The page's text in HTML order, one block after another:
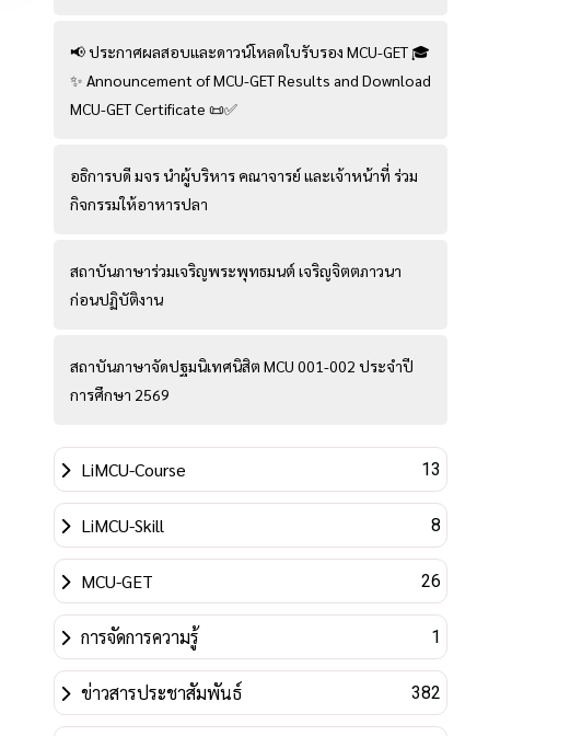
📢 ประกาศผลสอบและดาวน์โหลดใบรับรอง MCU-GET 🎓
✨ Announcement of MCU-GET Results and Download
MCU-GET Certificate 📜✅
อธิการบดี มจร นำผู้บริหาร คณาจารย์ และเจ้าหน้าที่ ร่วม
กิจกรรมให้อาหารปลา
สถาบันภาษาร่วมเจริญพระพุทธมนต์ เจริญจิตตภาวนา
ก่อนปฏิบัติงาน
สถาบันภาษาจัดปฐมนิเทศนิสิต MCU 001-002 ประจำปี
การศึกษา 2569
LiMCU-Course 13
LiMCU-Skill 8
MCU-GET 26
การจัดการความรู้ 1
ข่าวสารประชาสัมพันธ์ 382